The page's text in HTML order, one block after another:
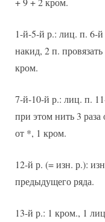
1-й-5-й р.: лиц. п. 6-
накид, 2 п.
кром.
7-й-10-й р.: лиц. п.
при этом нить 3
от *, 1 кром.
12-й р. (= изн. р.):
предыдущего ряда.
13-й р.: 1 кром., 1